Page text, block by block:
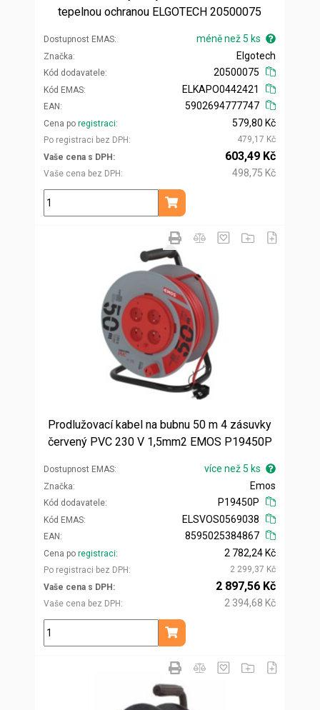
tepelnou ochranou ELGOTECH 20500075
Dostupnost EMAS méně než 5 ks
Značka
Kód dodavatele
Elgotech
20500075
Kód EMAS
EAN
ELKAPO0442421
5902694777747
Cena po registraci
Po registraci bez DPH
579,80 Kč
479,17 Kč
Vaše cena s DPH
Vaše cena bez DPH
603,49 Kč
498,75 Kč
ks
Přidat do košíku
Prodlužovací kabel na bubnu 50 m 4 zásuvky
červený PVC 230 V 1,5mm2 EMOS P19450P
Dostupnost EMAS více než 5 ks
Značka
Kód dodavatele
Emos
P19450P
Kód EMAS
EAN
ELSVOS0569038
8595025384867
Cena po registraci
Po registraci bez DPH
2 782,24 Kč
2 299,37 Kč
Vaše cena s DPH
Vaše cena bez DPH
2 897,56 Kč
2 394,68 Kč
ks
Přidat do košíku